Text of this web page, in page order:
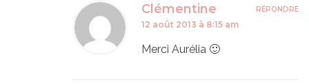
Clémentine
12 août 2013 à 8:15 am
Merci Aurélia 🙂
RÉPONDRE